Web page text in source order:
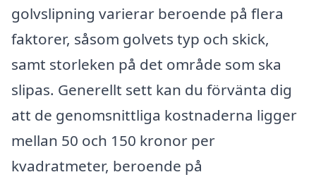
golvslipning varierar beroende på flera
faktorer, såsom golvets typ och skick,
samt storleken på det område som ska
slipas. Generellt sett kan du förvänta dig
att de genomsnittliga kostnaderna ligger
mellan 50 och 150 kronor per
kvadratmeter, beroende på